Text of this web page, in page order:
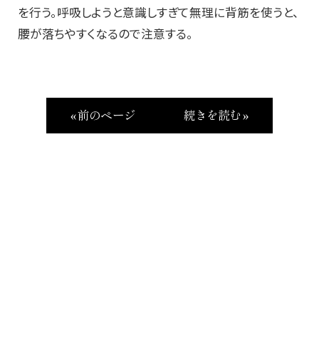
を行う。呼吸しようと意識しすぎて無理に背筋を使うと、
腰が落ちやすくなるので注意する。
« 前のページ 続きを読む »